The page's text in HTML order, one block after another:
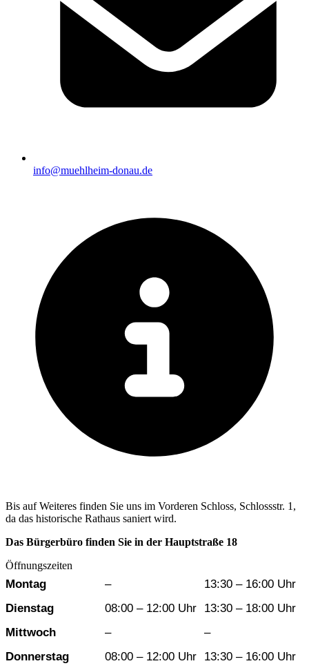
info@muehlheim-donau.de
Bis auf Weiteres finden Sie uns im Vorderen Schloss, Schlossstr. 1,
da das historische Rathaus saniert wird.
Das Bürgerbüro finden Sie in der Hauptstraße 18
Öffnungszeiten
Wochentag
Montag –
13:30 – 16:00 Uhr
Dienstag
08:00 – 12:00 Uhr
13:30 – 18:00 Uhr
Mittwoch
–
–
Donnerstag
08:00 – 12:00 Uhr 13:30 – 16:00 Uhr